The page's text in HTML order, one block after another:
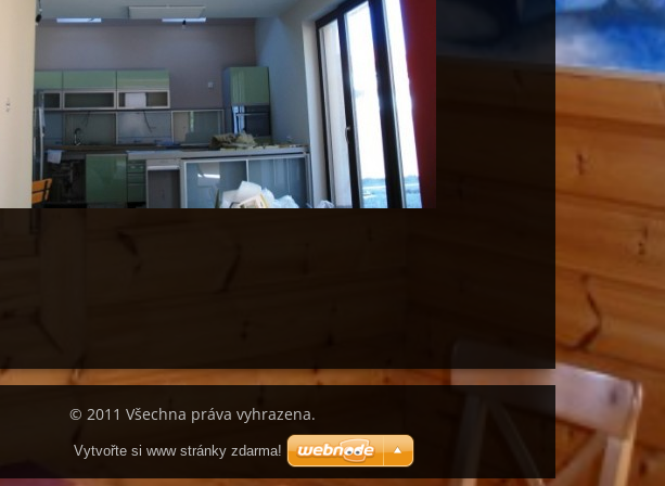
© 2011 Všechna práva vyhrazena.
Vytvořte si www stránky zdarma!